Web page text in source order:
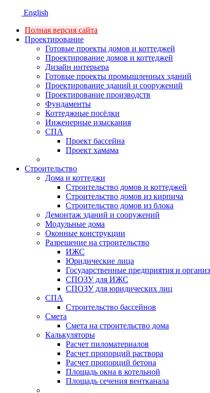
English
Полная версия сайта
Проектирование
Готовые проекты домов и коттеджей
Проектирование домов и коттеджей
Дизайн интерьера
Готовые проекты промышленных зданий
Проектирование зданий и сооружений
Проектирование производств
Фундаменты
Коттеджные посёлки
Инженерные изыскания
СПА
Проект бассейна
Проект хамама
Строительство
Дома и коттеджи
Строительство домов и коттеджей
Строительство домов из кирпича
Строительство домов из блока
Демонтаж зданий и сооружений
Модульные дома
Оконные конструкции
Разрешение на строительство
ИЖС
Юридические лица
Государственные предприятия и
СПОЗУ для ИЖС
СПОЗУ для юридических лиц
СПА
Строительство бассейнов
Смета
Смета на строительство дома
Калькуляторы
Расчет пиломатериалов
Расчет пропорций раствора
Расчет пропорций бетона
Площадь окна в котельной
Площадь сечения вентканала